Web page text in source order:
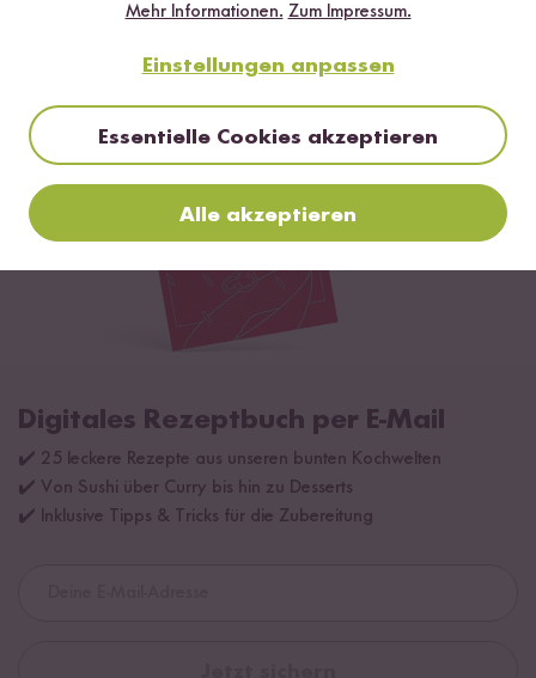
ab 9,59 €15,98 € / kg
Digitales Rezeptbuch per E-Mail
✔️ 25 leckere Rezepte aus unseren bunten Kochwelten
✔️ Von Sushi über Curry bis hin zu Desserts
✔️ Inklusive Tipps & Tricks für die Zubereitung
Mehr Informationen. Zum Impressum.
Einstellungen anpassen
Essentielle Cookies akzeptieren
Alle akzeptieren